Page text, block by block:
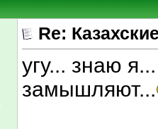
Re:
угу... знаю
замышляют...